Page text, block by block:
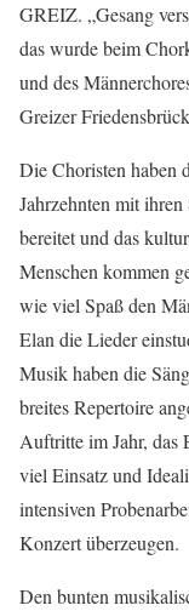
GREIZ. „Gesang
das wurde beim
und des
Greizer
Die Choristen haben
Jahrzehnten mit
bereitet und das
Menschen kommen
wie viel Spaß den
Elan die Lieder
Musik haben die
breites Repertoire
Auftritte im Jahr, das
viel Einsatz und
intensiven
Konzert überzeugen.
Den bunten